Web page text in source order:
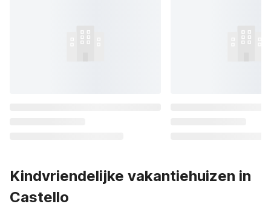
Kindvriendelijke vakantiehuizen in
Castello